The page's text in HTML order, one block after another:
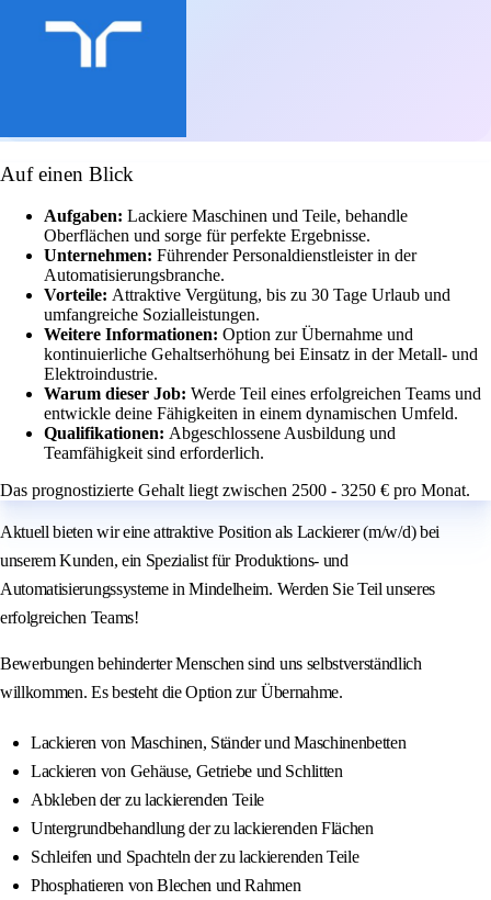
Auf einen Blick
Aufgaben: Lackiere Maschinen und Teile, behandle
Oberflächen und sorge für perfekte Ergebnisse.
Unternehmen: Führender Personaldienstleister in der
Automatisierungsbranche.
Vorteile: Attraktive Vergütung, bis zu 30 Tage Urlaub und
umfangreiche Sozialleistungen.
Weitere Informationen: Option zur Übernahme und
kontinuierliche Gehaltserhöhung bei Einsatz in der Metall- und
Elektroindustrie.
Warum dieser Job: Werde Teil eines erfolgreichen Teams und
entwickle deine Fähigkeiten in einem dynamischen Umfeld.
Qualifikationen: Abgeschlossene Ausbildung und
Teamfähigkeit sind erforderlich.
Das prognostizierte Gehalt liegt zwischen 2500 - 3250 € pro Monat.
Aktuell bieten wir eine attraktive Position als Lackierer (m/w/d) bei
unserem Kunden, ein Spezialist für Produktions- und
Automatisierungssysteme in Mindelheim. Werden Sie Teil unseres
erfolgreichen Teams!
Bewerbungen behinderter Menschen sind uns selbstverständlich
willkommen. Es besteht die Option zur Übernahme.
Lackieren von Maschinen, Ständer und Maschinenbetten
Lackieren von Gehäuse, Getriebe und Schlitten
Abkleben der zu lackierenden Teile
Untergrundbehandlung der zu lackierenden Flächen
Schleifen und Spachteln der zu lackierenden Teile
Phosphatieren von Blechen und Rahmen